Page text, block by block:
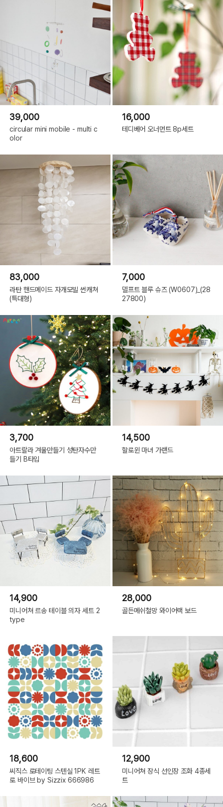
39,000
circular mini mobile - multi c
olor
16,000
테디베어 오너먼트 8p세트
83,000
라탄 핸드메이드 자개모빌 썬캐쳐
(특대형)
7,000
델프트 블루 슈즈 (W0607)_(28
27800)
3,700
아트랄라 겨울만들기 성탄자수만
들기 B타입
14,500
할로윈 마녀 가랜드
14,900
미니어쳐 르송 테이블 의자 세트 2
type
28,000
골든메쉬철망 와이어랙 보드
18,600
씨직스 로테이팅 스텐실 1PK 레트
로 바이브 by Sizzix 666986
12,900
미니어쳐 장식 선인장 조화 4종세
트